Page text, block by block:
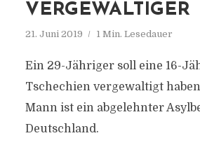
ERGEWALTIGER
21. Juni 2019 1 Min. Lesedauer
Ein 29-Jähriger soll eine 16-
Tschechien vergewaltigt
Mann ist ein abgelehnter
Deutschland.